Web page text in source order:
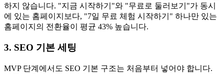
하지 않습니다. "지금 시작하기"와 "무료로 둘러보기"가 동시
에 있는 홈페이지보다, "7일 무료 체험 시작하기" 하나만 있는
홈페이지의 전환율이 평균 43% 높습니다.
3. SEO 기본 세팅
MVP 단계에서도 SEO 기본 구조는 처음부터 넣어야 합니다.